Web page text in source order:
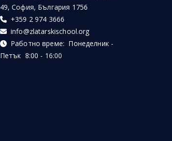
49, София, България 1756
+359 2 974 3666
info@zlatarskischool.org
Работно време: Понеделник -
Петък 8:00 - 16:00